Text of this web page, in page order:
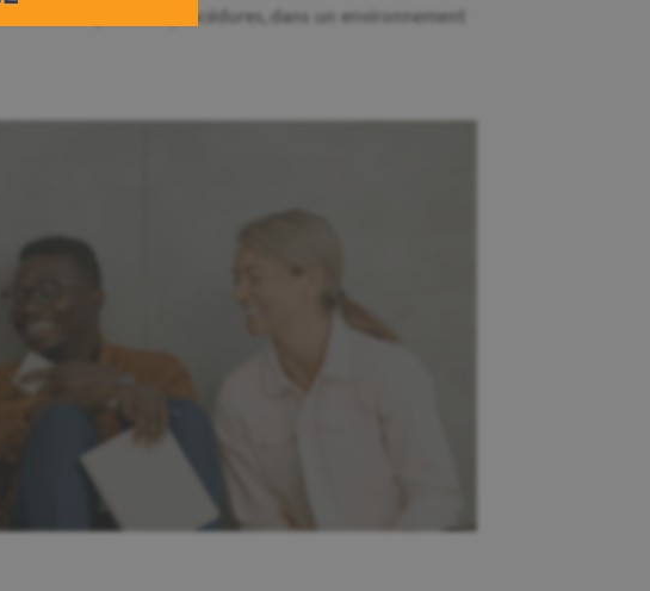
et le respect des procédures, dans un environnement